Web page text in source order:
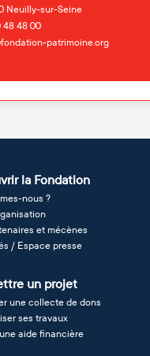
Neuilly-sur-Seine
48 48 00
patrimoine.org
la Fondation
nous ?
et mécènes
/ Espace presse
un projet
une collecte de dons
ses travaux
aide financière